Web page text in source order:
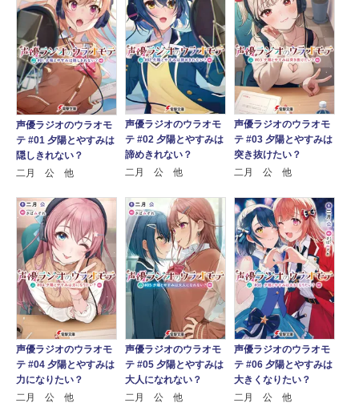
声優ラジオのウラオモ
テ #01 夕陽とやすみは
隠しきれない？
二月 公 他
声優ラジオのウラオモ
テ #02 夕陽とやすみは
諦めきれない？
二月 公 他
声優ラジオのウラオモ
テ #03 夕陽とやすみは
突き抜けたい？
二月 公 他
声優ラジオのウラオモ
テ #04 夕陽とやすみは
力になりたい？
二月 公 他
声優ラジオのウラオモ
テ #05 夕陽とやすみは
大人になれない？
二月 公 他
声優ラジオのウラオモ
テ #06 夕陽とやすみは
大きくなりたい？
二月 公 他